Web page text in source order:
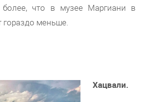
более, что в музее Маргиани в
гораздо меньше.
Хацвали.